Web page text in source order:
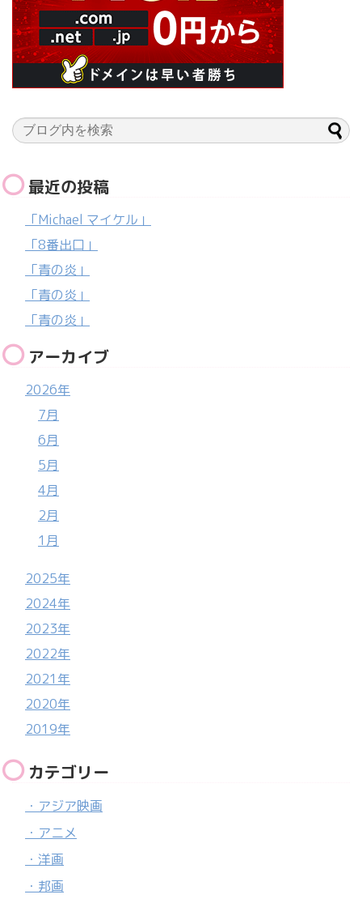
最近の投稿
「Michael マイケル」
「8番出口」
「青の炎」
「青の炎」
「青の炎」
アーカイブ
2026年
7月
6月
5月
4月
2月
1月
2025年
2024年
2023年
2022年
2021年
2020年
2019年
カテゴリー
・アジア映画
・アニメ
・洋画
・邦画